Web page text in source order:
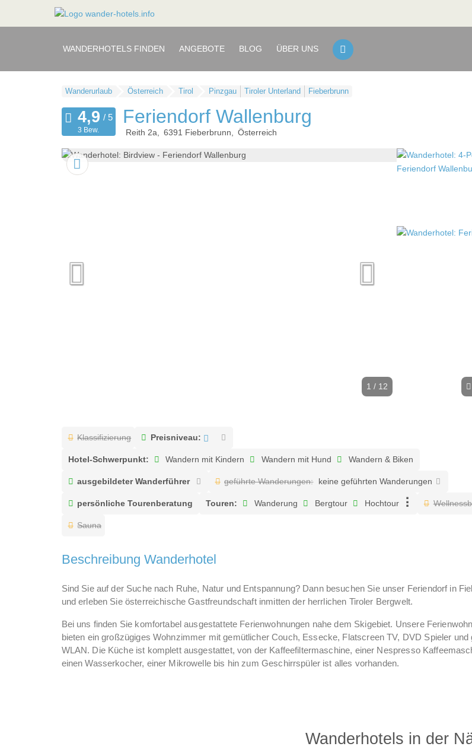
WANDERHOTELS FINDEN ANGEBOTE BLOG ÜBER UNS
Wanderurlaub Österreich Tirol Pinzgau Tiroler Unterland Fieberbrunn
Feriendorf Wallenburg
Reith 2a 6391 Fieberbrunn Österreich
3 Bew.
1 / 12
Klassifizierung Preisniveau:
Hotel-Schwerpunkt: Wandern mit Kindern Wandern mit Hund Wandern & Biken
ausgebildeter Wanderführer geführte Wanderungen: keine geführten Wanderungen
persönliche Tourenberatung Touren: Wanderung Bergtour Hochtour
Sauna
Beschreibung Wanderhotel
Sind Sie auf der Suche nach Ruhe, Natur und Entspannung? Dann besuchen Sie unser Feriendorf in
und erleben Sie österreichische Gastfreundschaft inmitten der herrlichen Tiroler Bergwelt.
Bei uns finden Sie komfortabel ausgestattete Ferienwohnungen nahe dem Skigebiet. Unsere
bieten ein großzügiges Wohnzimmer mit gemütlicher Couch, Essecke, Flatscreen TV, DVD Spieler und
WLAN. Die Küche ist komplett ausgestattet, von der Kaffeefiltermaschine, einer Nespresso
einen Wasserkocher, einer Mikrowelle bis hin zum Geschirrspüler ist alles vorhanden.
Wanderhotels in der